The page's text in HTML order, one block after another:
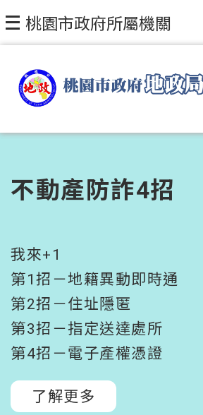
跳到主要內容區塊
桃園市政府所屬機關
不動產防詐4招
我來+1
第1招－地籍異動即時通
第2招－住址隱匿
第3招－指定送達處所
第4招－電子產權憑證
了解更多